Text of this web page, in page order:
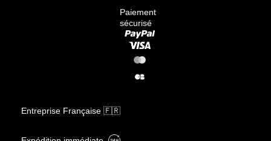
Paiement
sécurisé
Entreprise Française 🇫🇷